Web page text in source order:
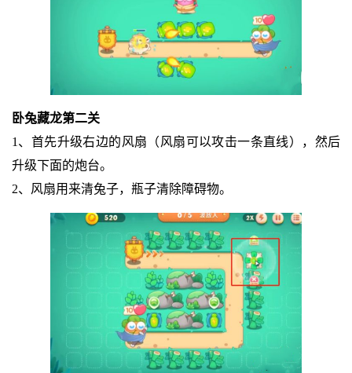
卧兔藏龙第二关
1、首先升级右边的风扇（风扇可以攻击一条直线），然后
升级下面的炮台。
2、风扇用来清兔子，瓶子清除障碍物。